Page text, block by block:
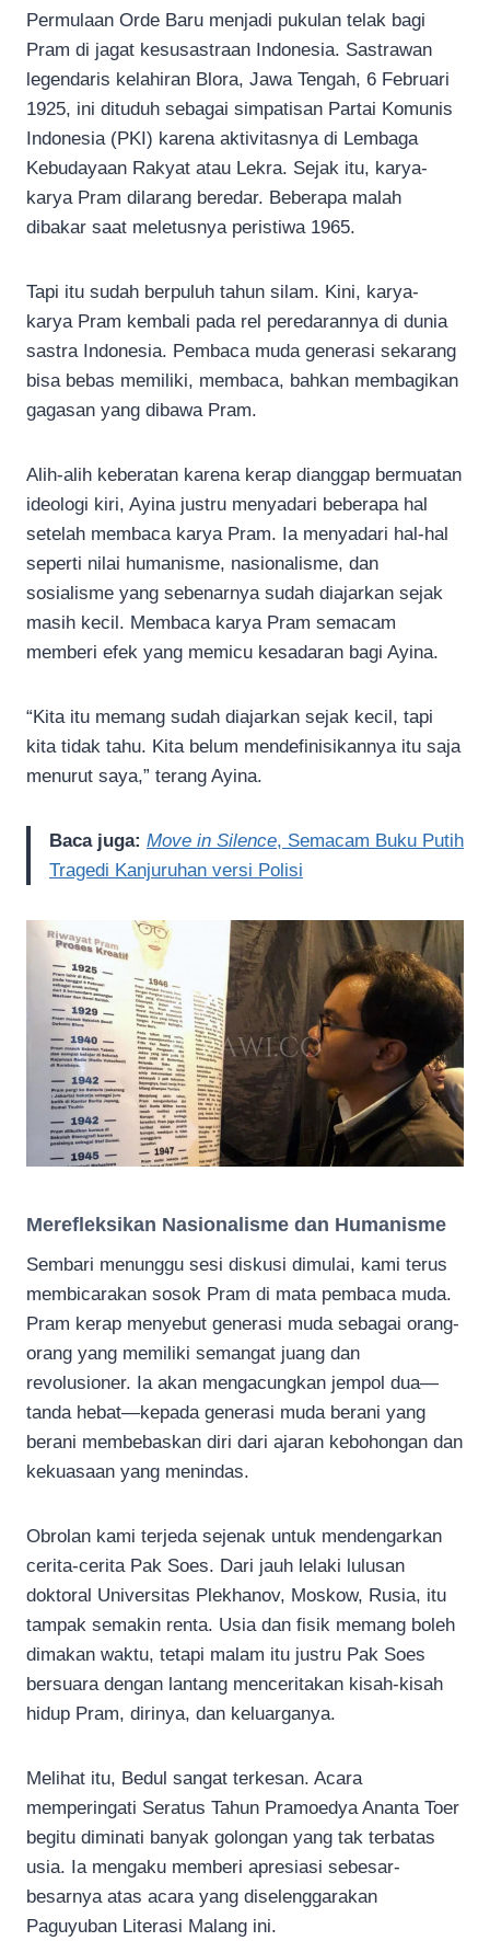
Permulaan Orde Baru menjadi pukulan telak bagi
Pram di jagat kesusastraan Indonesia. Sastrawan
legendaris kelahiran Blora, Jawa Tengah, 6 Februari
1925, ini dituduh sebagai simpatisan Partai Komunis
Indonesia (PKI) karena aktivitasnya di Lembaga
Kebudayaan Rakyat atau Lekra. Sejak itu, karya-
karya Pram dilarang beredar. Beberapa malah
dibakar saat meletusnya peristiwa 1965.
Tapi itu sudah berpuluh tahun silam. Kini, karya-
karya Pram kembali pada rel peredarannya di dunia
sastra Indonesia. Pembaca muda generasi sekarang
bisa bebas memiliki, membaca, bahkan membagikan
gagasan yang dibawa Pram.
Alih-alih keberatan karena kerap dianggap bermuatan
ideologi kiri, Ayina justru menyadari beberapa hal
setelah membaca karya Pram. Ia menyadari hal-hal
seperti nilai humanisme, nasionalisme, dan
sosialisme yang sebenarnya sudah diajarkan sejak
masih kecil. Membaca karya Pram semacam
memberi efek yang memicu kesadaran bagi Ayina.
“Kita itu memang sudah diajarkan sejak kecil, tapi
kita tidak tahu. Kita belum mendefinisikannya itu saja
menurut saya,” terang Ayina.
Baca juga: Move in Silence, Semacam Buku Putih
Tragedi Kanjuruhan versi Polisi
Merefleksikan Nasionalisme dan Humanisme
Sembari menunggu sesi diskusi dimulai, kami terus
membicarakan sosok Pram di mata pembaca muda.
Pram kerap menyebut generasi muda sebagai orang-
orang yang memiliki semangat juang dan
revolusioner. Ia akan mengacungkan jempol dua—
tanda hebat—kepada generasi muda berani yang
berani membebaskan diri dari ajaran kebohongan dan
kekuasaan yang menindas.
Obrolan kami terjeda sejenak untuk mendengarkan
cerita-cerita Pak Soes. Dari jauh lelaki lulusan
doktoral Universitas Plekhanov, Moskow, Rusia, itu
tampak semakin renta. Usia dan fisik memang boleh
dimakan waktu, tetapi malam itu justru Pak Soes
bersuara dengan lantang menceritakan kisah-kisah
hidup Pram, dirinya, dan keluarganya.
Melihat itu, Bedul sangat terkesan. Acara
memperingati Seratus Tahun Pramoedya Ananta Toer
begitu diminati banyak golongan yang tak terbatas
usia. Ia mengaku memberi apresiasi sebesar-
besarnya atas acara yang diselenggarakan
Paguyuban Literasi Malang ini.